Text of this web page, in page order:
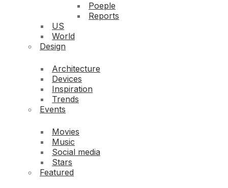
Poeple
Reports
US
World
Design
Architecture
Devices
Inspiration
Trends
Events
Movies
Music
Social media
Stars
Featured